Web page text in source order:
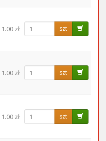
1.00 zł szt
1.00 zł szt
1.00 zł szt